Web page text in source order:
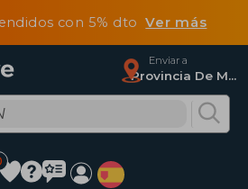
con 5% dtoVer más
Enviar a
Provincia De Madrid